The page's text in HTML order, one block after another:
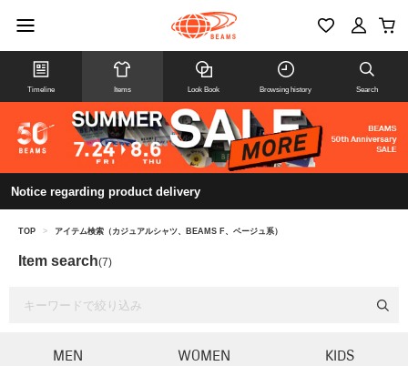
Timeline Items Look Book Browsing history Search
Notice regarding product delivery
TOP > アイテム検索（カジュアルシャツ、BEAMS F、ベージュ系）
Item search(7)
MEN WOMEN KIDS